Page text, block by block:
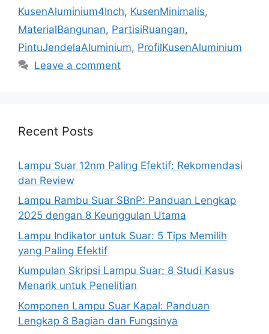
KusenAluminium4Inch, KusenMinimalis,
MaterialBangunan, PartisiRuangan,
PintuJendelaAluminium, ProfilKusenAluminium
Leave a comment
Recent Posts
Lampu Suar 12nm Paling Efektif: Rekomendasi
dan Review
Lampu Rambu Suar SBnP: Panduan Lengkap
2025 dengan 8 Keunggulan Utama
Lampu Indikator untuk Suar: 5 Tips Memilih
yang Paling Efektif
Kumpulan Skripsi Lampu Suar: 8 Studi Kasus
Menarik untuk Penelitian
Komponen Lampu Suar Kapal: Panduan
Lengkap 8 Bagian dan Fungsinya